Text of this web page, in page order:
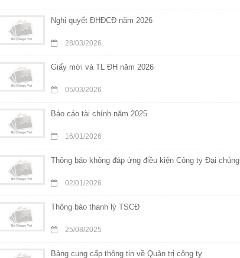
Nghị quyết ĐHĐCĐ năm 2026
28/03/2026
Giấy mời và TL ĐH năm 2026
05/03/2026
Báo cáo tài chính năm 2025
16/01/2026
Thông báo không đáp ứng điều kiện Công ty Đại chúng
02/01/2026
Thông báo thanh lý TSCĐ
25/08/2025
Bảng cung cấp thông tin về Quản trị công ty